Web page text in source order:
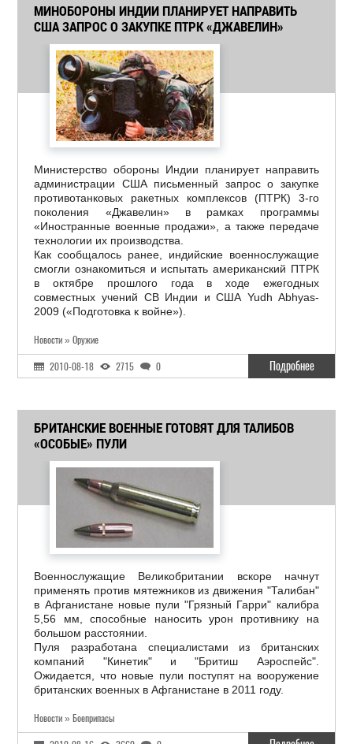
МИНОБОРОНЫ ИНДИИ ПЛАНИРУЕТ НАПРАВИТЬ
США ЗАПРОС О ЗАКУПКЕ ПТРК «ДЖАВЕЛИН»
Министерство обороны Индии планирует направить
администрации США письменный запрос о закупке
противотанковых ракетных комплексов (ПТРК) 3-го
поколения «Джавелин» в рамках программы
«Иностранные военные продажи», а также передаче
технологии их производства.
Как сообщалось ранее, индийские военнослужащие
смогли ознакомиться и испытать американский ПТРК
в октябре прошлого года в ходе ежегодных
совместных учений СВ Индии и США Yudh Abhyas-
2009 («Подготовка к войне»).
Новости » Оружие
2010-08-18 2715 0 Подробнее
БРИТАНСКИЕ ВОЕННЫЕ ГОТОВЯТ ДЛЯ ТАЛИБОВ
«ОСОБЫЕ» ПУЛИ
Военнослужащие Великобритании вскоре начнут
применять против мятежников из движения "Талибан"
в Афганистане новые пули "Грязный Гарри" калибра
5,56 мм, способные наносить урон противнику на
большом расстоянии.
Пуля разработана специалистами из британских
компаний "Кинетик" и "Бритиш Аэроспейс".
Ожидается, что новые пули поступят на вооружение
британских военных в Афганистане в 2011 году.
Новости » Боеприпасы